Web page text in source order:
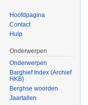
Hoofdpagina
Contact
Hulp
Onderwerpen
Onderwerpen
Barghief Index (Archief
HKB)
Berghse woorden
Jaartallen